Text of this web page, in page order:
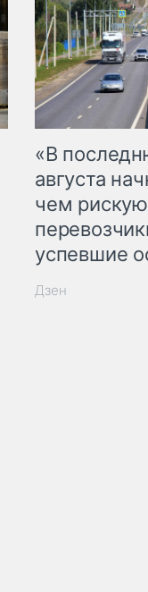
«В
августа
чем
успевшие
Дзен